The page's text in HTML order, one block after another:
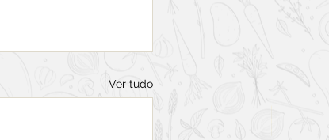
Ver tudo